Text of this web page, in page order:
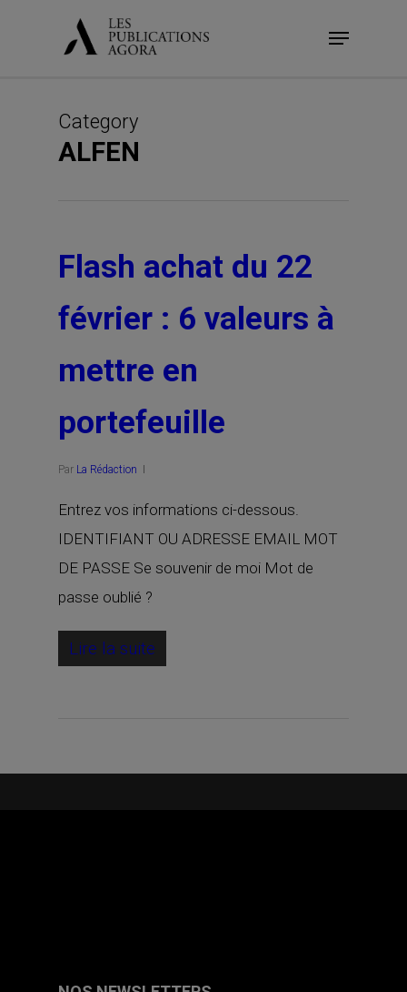
Menu
Category
ALFEN
Flash achat du 22
février : 6 valeurs à
mettre en
portefeuille
Par La Rédaction
Entrez vos informations ci-dessous.
IDENTIFIANT OU ADRESSE EMAIL MOT
DE PASSE Se souvenir de moi Mot de
passe oublié ?
Lire la suite